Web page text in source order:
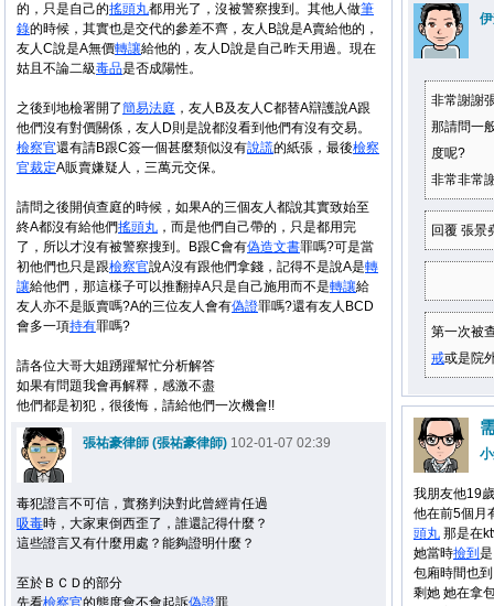
非常謝謝
那請問一
度呢?
非常非常
回覆 張景
第一次被
戒或是院
的，只是自己的搖頭丸都用光了，沒被警察搜到。其他人做筆
錄的時候，其實也是交代的參差不齊，友人B說是A賣給他的，
友人C說是A無價轉讓給他的，友人D說是自己昨天用過。現在
姑且不論二級毒品是否成陽性。
之後到地檢署開了簡易法庭 ，友人B及友人C都替A辯護說A跟
他們沒有對價關係，友人D則是說都沒看到他們有沒有交易。
檢察官還有請B跟C簽一個甚麼類似沒有說謊的紙張，最後檢察
官裁定A販賣嫌疑人，三萬元交保。
請問之後開偵查庭的時候，如果A的三個友人都說其實致始至
終A都沒有給他們搖頭丸 ，而是他們自己帶的，只是都用完
了，所以才沒有被警察搜到。B跟C會有偽造文書罪嗎?可是當
初他們也只是跟檢察官說A沒有跟他們拿錢，記得不是說A是轉
讓給他們，那這樣子可以推翻掉A只是自己施用而不是轉讓給
友人亦不是販賣嗎?A的三位友人會有偽證罪嗎?還有友人BCD
會多一項持有罪嗎?
請各位大哥大姐踴躍幫忙分析解答
如果有問題我會再解釋，感激不盡
他們都是初犯，很後悔，請給他們一次機會!!
張祐豪律師 (張祐豪律師) 102-01-07 02:39
毒犯證言不可信，實務判決對此曾經肯任過
吸毒時，大家東倒西歪了，誰還記得什麼？
這些證言又有什麼用處？能夠證明什麼？
至於ＢＣＤ的部分
先看檢察官的態度會不會起訴偽證罪
我朋友他19歲
他在前5個月
頭丸 那是在
她當時撿到
包廂時間也
剩她 她在拿